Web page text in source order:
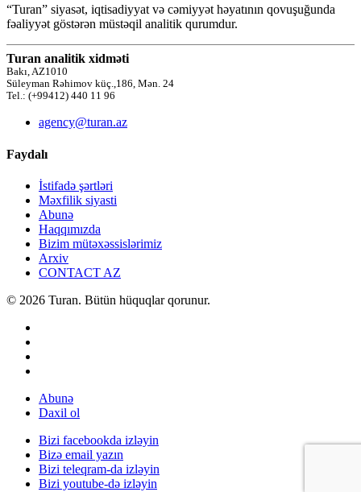
“Turan” siyasət, iqtisadiyyat və cəmiyyət həyatının qovuşuğunda
fəaliyyət göstərən müstəqil analitik qurumdur.
Turan analitik xidməti
Bakı, AZ1010
Süleyman Rəhimov küç.,186, Mən. 24
Tel.: (+99412) 440 11 96
agency@turan.az
Faydalı
İstifadə şərtləri
Məxfilik siyasti
Abunə
Haqqımızda
Bizim mütəxəssislərimiz
Arxiv
CONTACT AZ
© 2026 Turan. Bütün hüquqlar qorunur.
Abunə
Daxil ol
Bizi facebookda izləyin
Bizə email yazın
Bizi teleqram-da izləyin
Bizi youtube-də izləyin